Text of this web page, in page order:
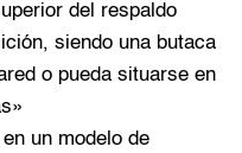
del respaldo
siendo una butaca
o pueda situarse en
un modelo de